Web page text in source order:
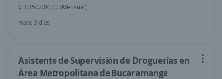
$ 2.350.000,00 (Mensual)
Hace 3 días
Asistente de Supervisión de Droguerías en
Área Metropolitana de Bucaramanga